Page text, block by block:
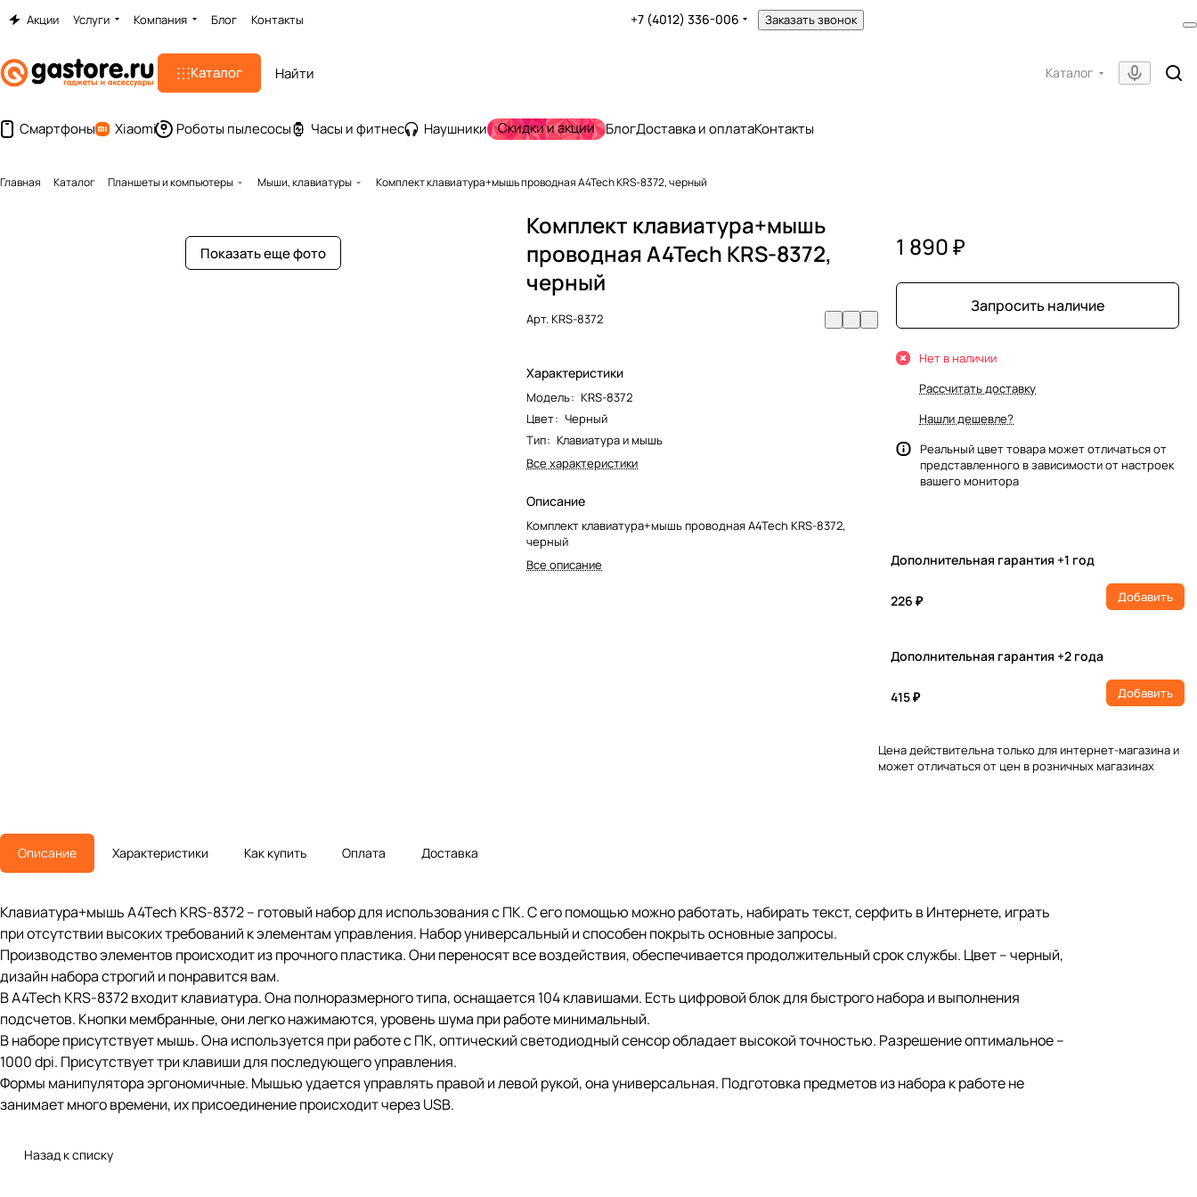
Акции Услуги Компания Блог Контакты +7 (4012) 336-006 Заказать звонок
Каталог Каталог
Смартфоны Xiaomi Роботы пылесосы Часы и фитнес Наушники Скидки и акции БлогДоставка и оплатаКонтакты
Главная Каталог Планшеты и компьютеры Мыши, клавиатуры Комплект клавиатура+мышь проводная A4Tech KRS-8372, черный
Показать еще фото
Комплект клавиатура+мышь
проводная A4Tech KRS-8372,
черный
Арт.KRS-8372
Характеристики
Модель: KRS-8372
Цвет: Черный
Тип: Клавиатура и мышь
Все характеристики
Описание
Комплект клавиатура+мышь проводная A4Tech KRS-8372,
черный
Все описание
1 890 ₽
Запросить наличие
Нет в наличии
Рассчитать доставку
Нашли дешевле?
Реальный цвет товара может отличаться от
представленного в зависимости от настроек
вашего монитора
Дополнительная гарантия +1 год
226 ₽ Добавить
Дополнительная гарантия +2 года
415 ₽ Добавить
Цена действительна только для интернет-магазина и
может отличаться от цен в розничных магазинах
Описание Характеристики Как купить Оплата Доставка
Клавиатура+мышь A4Tech KRS-8372 – готовый набор для использования с ПК. С его помощью можно работать, набирать текст, серфить в Интернете, играть
при отсутствии высоких требований к элементам управления. Набор универсальный и способен покрыть основные запросы.
Производство элементов происходит из прочного пластика. Они переносят все воздействия, обеспечивается продолжительный срок службы. Цвет – черный,
дизайн набора строгий и понравится вам.
В A4Tech KRS-8372 входит клавиатура. Она полноразмерного типа, оснащается 104 клавишами. Есть цифровой блок для быстрого набора и выполнения
подсчетов. Кнопки мембранные, они легко нажимаются, уровень шума при работе минимальный.
В наборе присутствует мышь. Она используется при работе с ПК, оптический светодиодный сенсор обладает высокой точностью. Разрешение оптимальное –
1000 dpi. Присутствует три клавиши для последующего управления.
Формы манипулятора эргономичные. Мышью удается управлять правой и левой рукой, она универсальная. Подготовка предметов из набора к работе не
занимает много времени, их присоединение происходит через USB.
Назад к списку